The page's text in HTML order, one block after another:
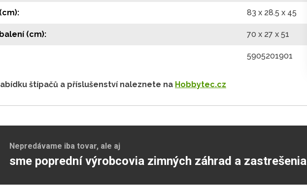
83 x 28.5 x 45
(cm): 70 x 27 x 51
5905201901
štípačů a příslušenství naleznete na Hobbytec.cz
Nepredávame iba tovar, ale aj
sme poprední výrobcovia zimných záhrad a zastrešenia